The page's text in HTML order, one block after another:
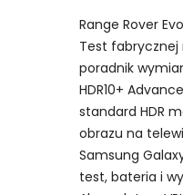
Model
Range Rover
Test fabrycznej
poradnik
HDR10+
standard HDR
obrazu na
Samsung
test, bateria i